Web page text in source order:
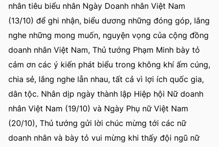
nhân tiêu biểu nhân Ngày Doanh nhân Việt Nam
(13/10) để ghi nhận, biểu dương những đóng góp, lắng
nghe những mong muốn, nguyện vọng của cộng đồng
doanh nhân Việt Nam, Thủ tướng Phạm Minh bày tỏ
cảm ơn các ý kiến phát biểu trong không khí ấm cúng,
chia sẻ, lắng nghe lẫn nhau, tất cả vì lợi ích quốc gia,
dân tộc. Nhân dịp ngày thành lập Hiệp hội Nữ doanh
nhân Việt Nam (19/10) và Ngày Phụ nữ Việt Nam
(20/10), Thủ tướng gửi lời chúc mừng tới các nữ
doanh nhân và bày tỏ vui mừng khi thấy đội ngũ nữ